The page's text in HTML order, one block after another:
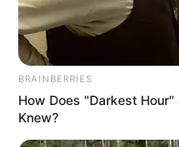
BRAINBERRIES
How Does "Darkest
Knew?